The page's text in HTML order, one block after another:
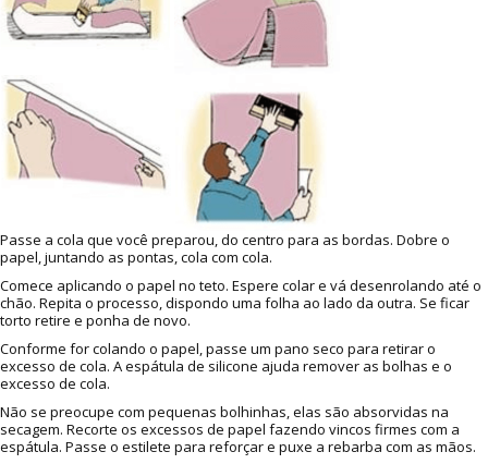
Passe a cola que você preparou, do centro para as bordas. Dobre o
papel, juntando as pontas, cola com cola.
Comece aplicando o papel no teto. Espere colar e vá desenrolando até o
chão. Repita o processo, dispondo uma folha ao lado da outra. Se ficar
torto retire e ponha de novo.
Conforme for colando o papel, passe um pano seco para retirar o
excesso de cola. A espátula de silicone ajuda remover as bolhas e o
excesso de cola.
Não se preocupe com pequenas bolhinhas, elas são absorvidas na
secagem. Recorte os excessos de papel fazendo vincos firmes com a
espátula. Passe o estilete para reforçar e puxe a rebarba com as mãos.